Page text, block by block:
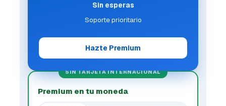
Sin esperas
Soporte prioritario
Hazte Premium
SIN TARJETA INTERNACIONAL
Premium en tu moneda